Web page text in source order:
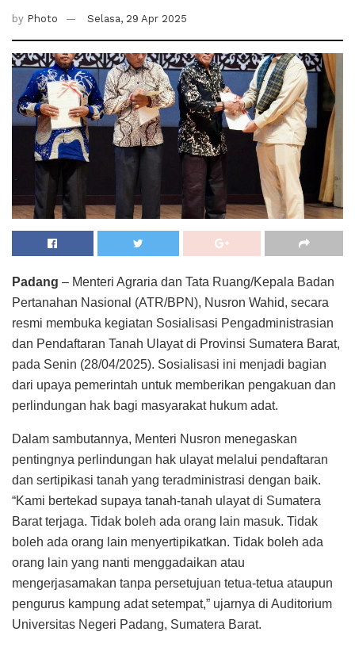
by Photo Selasa, 29 Apr 2025
Padang – Menteri Agraria dan Tata Ruang/Kepala Badan
Pertanahan Nasional (ATR/BPN), Nusron Wahid, secara
resmi membuka kegiatan Sosialisasi Pengadministrasian
dan Pendaftaran Tanah Ulayat di Provinsi Sumatera Barat,
pada Senin (28/04/2025). Sosialisasi ini menjadi bagian
dari upaya pemerintah untuk memberikan pengakuan dan
perlindungan hak bagi masyarakat hukum adat.
Dalam sambutannya, Menteri Nusron menegaskan
pentingnya perlindungan hak ulayat melalui pendaftaran
dan sertipikasi tanah yang teradministrasi dengan baik.
“Kami bertekad supaya tanah-tanah ulayat di Sumatera
Barat terjaga. Tidak boleh ada orang lain masuk. Tidak
boleh ada orang lain menyertipikatkan. Tidak boleh ada
orang lain yang nanti menggadaikan atau
mengerjasamakan tanpa persetujuan tetua-tetua ataupun
pengurus kampung adat setempat,” ujarnya di Auditorium
Universitas Negeri Padang, Sumatera Barat.